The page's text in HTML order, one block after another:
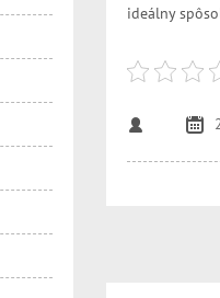
ideálny